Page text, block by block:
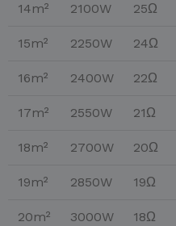
14m² 2100W 25Ω
15m² 2250W 24Ω
16m² 2400W 22Ω
17m² 2550W 21Ω
18m² 2700W 20Ω
19m² 2850W 19Ω
20m² 3000W 18Ω